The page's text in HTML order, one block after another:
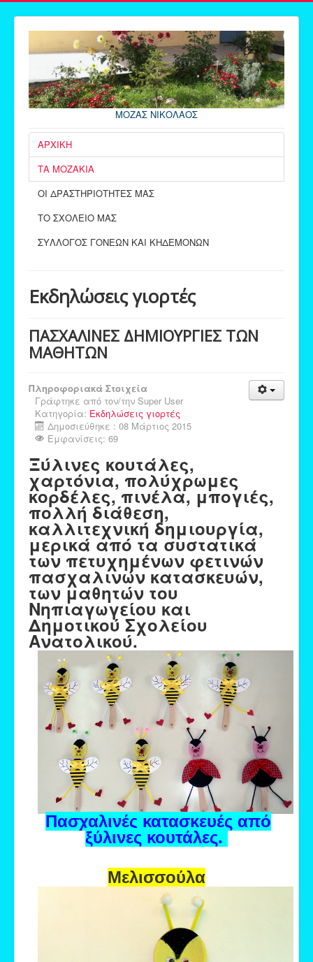
ΜΟΖΑΣ ΝΙΚΟΛΑΟΣ
ΑΡΧΙΚΗ
ΤΑ ΜΟΖΑΚΙΑ
ΟΙ ΔΡΑΣΤΗΡΙΟΤΗΤΕΣ ΜΑΣ
ΤΟ ΣΧΟΛΕΙΟ ΜΑΣ
ΣΥΛΛΟΓΟΣ ΓΟΝΕΩΝ ΚΑΙ ΚΗΔΕΜΟΝΩΝ
Εκδηλώσεις γιορτές
ΠΑΣΧΑΛΙΝΕΣ ΔΗΜΙΟΥΡΓΙΕΣ ΤΩΝ
ΜΑΘΗΤΩΝ
Πληροφοριακά Στοιχεία
Γράφτηκε από τον/την Super User
Κατηγορία: Εκδηλώσεις γιορτές
Δημοσιεύθηκε : 08 Μάρτιος 2015
Εμφανίσεις: 69
Ξύλινες κουτάλες,
χαρτόνια, πολύχρωμες
κορδέλες, πινέλα, μπογιές,
πολλή διάθεση,
καλλιτεχνική δημιουργία,
μερικά από τα συστατικά
των πετυχημένων φετινών
πασχαλινών κατασκευών,
των μαθητών του
Νηπιαγωγείου και
Δημοτικού Σχολείου
Ανατολικού.
Πασχαλινές κατασκευές από
ξύλινες κουτάλες.
Μελισσούλα